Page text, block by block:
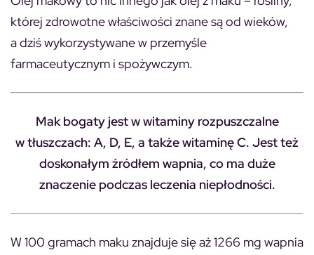
której zdrowotne właściwości znane są od wieków,
a dziś wykorzystywane w przemyśle
farmaceutycznym i spożywczym.
Mak bogaty jest w witaminy rozpuszczalne
w tłuszczach: A, D, E, a także witaminę C. Jest też
doskonałym źródłem wapnia, co ma duże
znaczenie podczas leczenia niepłodności.
W 100 gramach maku znajduje się aż 1266 mg wapnia